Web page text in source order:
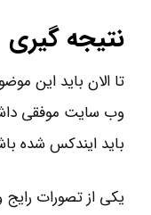
نتیجه گیری
تا الان باید این
وب سایت موفقی
باید ایندکس شده
یکی از تصورات